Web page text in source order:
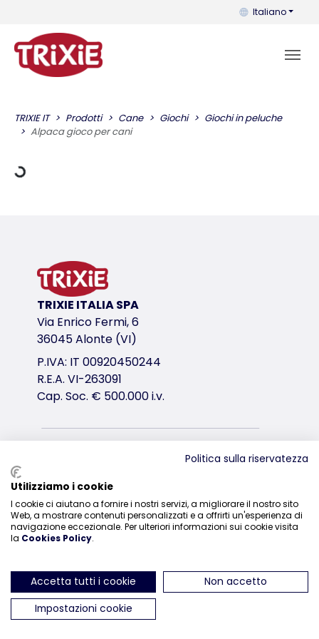
Puoi cambiare
Italiano
TRIXIE IT Prodotti Cane Giochi
Giochi in peluche
Alpaca gioco per cani
TRIXIE ITALIA SPA
Via Enrico Fermi, 6
36045 Alonte (VI)
P.IVA: IT 00920450244
R.E.A. VI-263091
Cap. Soc. € 500.000 i.v.
0444-835329
ci trovi su Instagram
ci trovi su Facebook
ci trovi su YouTube
ci trovi suci trovi su
Politica sulla riservatezza
Utilizziamo i cookie
I cookie ci aiutano a fornire i nostri servizi, a migliorare il nostro sito
Web, a mostrare contenuti personalizzati e a offrirti un'esperienza di
navigazione eccezionale. Per ulteriori informazioni sui cookie visita
la Cookies Policy.
Accetta tutti i cookie
Non accetto
Impostazioni cookie